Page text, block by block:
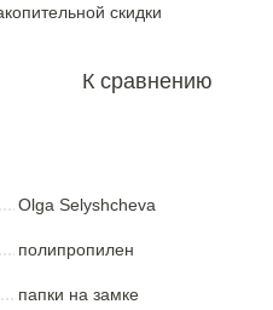
скидки
К сравнению
Olga Selyshcheva
полипропилен
папки на замке